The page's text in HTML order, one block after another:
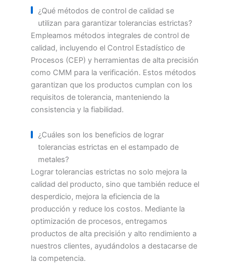
¿Qué métodos de control de calidad se
utilizan para garantizar tolerancias estrictas?
Empleamos métodos integrales de control de
calidad, incluyendo el Control Estadístico de
Procesos (CEP) y herramientas de alta precisión
como CMM para la verificación. Estos métodos
garantizan que los productos cumplan con los
requisitos de tolerancia, manteniendo la
consistencia y la fiabilidad.
¿Cuáles son los beneficios de lograr
tolerancias estrictas en el estampado de
metales?
Lograr tolerancias estrictas no solo mejora la
calidad del producto, sino que también reduce el
desperdicio, mejora la eficiencia de la
producción y reduce los costos. Mediante la
optimización de procesos, entregamos
productos de alta precisión y alto rendimiento a
nuestros clientes, ayudándolos a destacarse de
la competencia.